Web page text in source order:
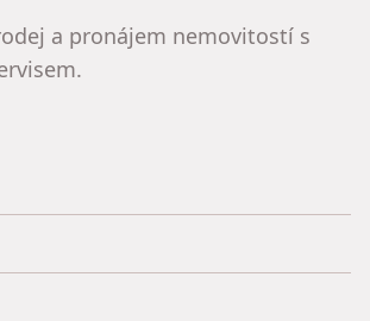
a pronájem nemovitostí s
Facebooku